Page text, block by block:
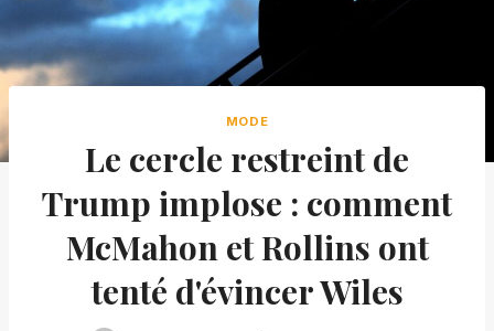
MODE
Le cercle restreint de
Trump implose : comment
McMahon et Rollins ont
tenté d'évincer Wiles